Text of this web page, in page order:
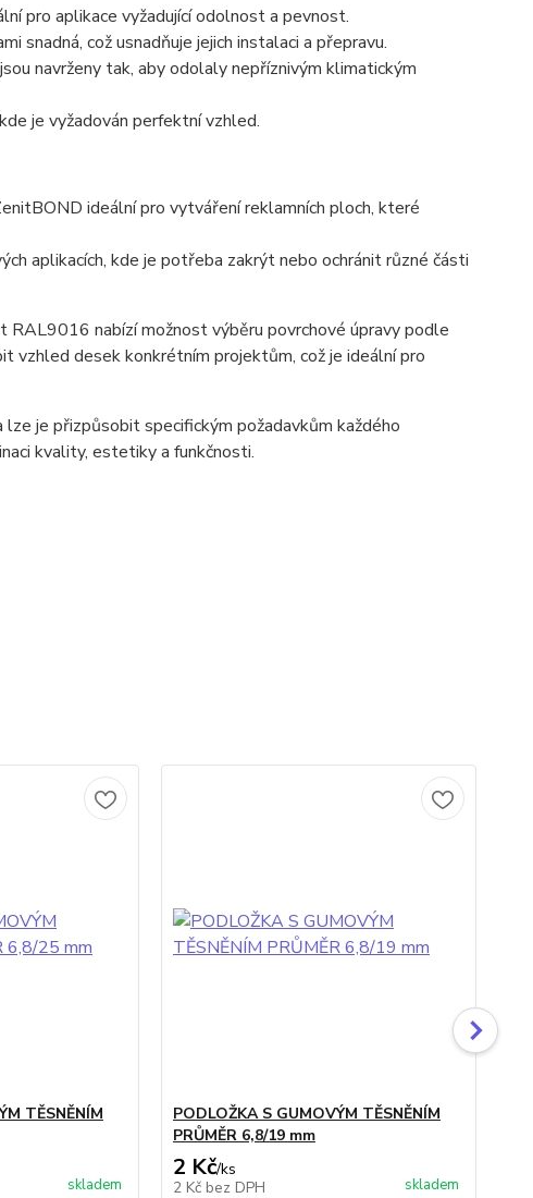
pro aplikace vyžadující odolnost a pevnost.
snadná, což usnadňuje jejich instalaci a přepravu.
navrženy tak, aby odolaly nepříznivým klimatickým
je vyžadován perfektní vzhled.
ideální pro vytváření reklamních ploch, které
aplikacích, kde je potřeba zakrýt nebo ochránit různé části
nabízí možnost výběru povrchové úpravy podle
vzhled desek konkrétním projektům, což je ideální pro
je přizpůsobit specifickým požadavkům každého
kvality, estetiky a funkčnosti.
TĚSNĚNÍM
skladem
PODLOŽKA S GUMOVÝM TĚSNĚNÍM
PRŮMĚR 6,8/19 mm
2 Kč/ks
2 Kč bez DPH skladem